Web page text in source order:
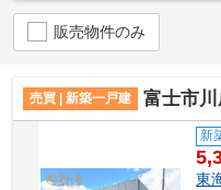
販売物件のみ
売買 | 新築一戸建 富士市川成
新
東